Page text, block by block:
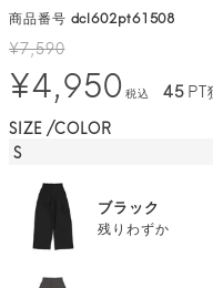
商品番号 dcl602pt61508
¥7,590
¥4,950 税込 45PT
SIZE COLOR
S
ブラック
残りわずか